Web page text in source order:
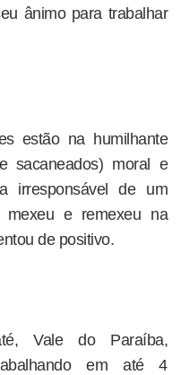
ânimo para trabalhar
estão na humilhante
sacaneados) moral e
irresponsável de um
e remexeu na
de positivo.
Vale do Paraíba,
em até 4